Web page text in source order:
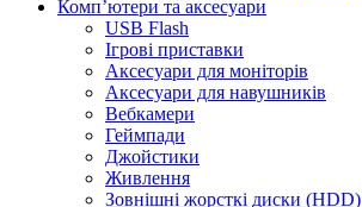
Компʼютери та аксесуари
USB Flash
Ігрові приставки
Аксесуари для моніторів
Аксесуари для навушників
Вебкамери
Геймпади
Джойстики
Живлення
Зовнішні жорсткі диски (HDD)